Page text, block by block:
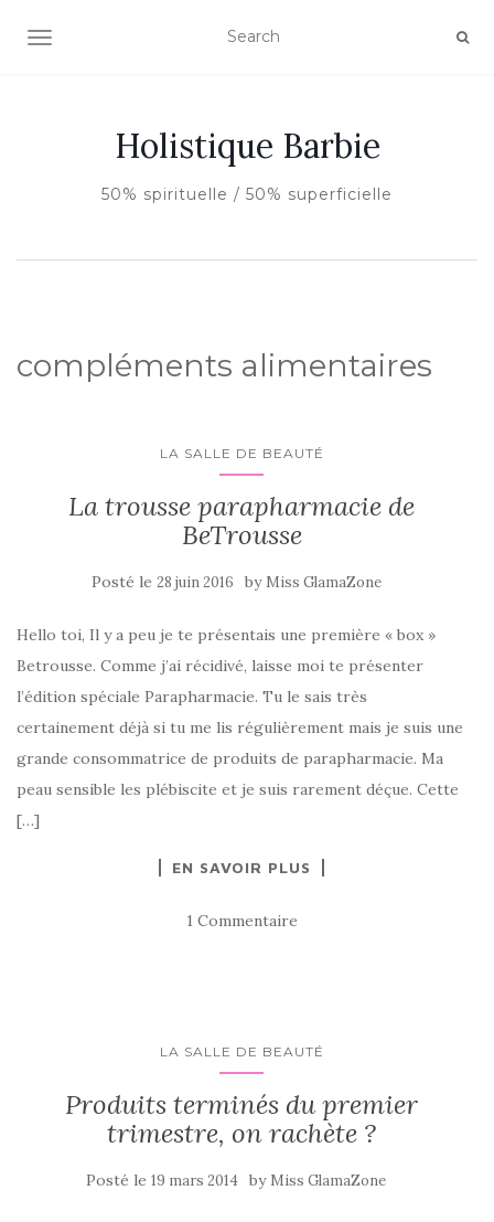
AFFICHER/MASQUER LA NAVIGATION
Holistique Barbie
50% spirituelle / 50% superficielle
compléments alimentaires
LA SALLE DE BEAUTÉ
La trousse parapharmacie de
BeTrousse
Posté le 28 juin 2016 by Miss GlamaZone
Hello toi, Il y a peu je te présentais une première « box »
Betrousse. Comme j’ai récidivé, laisse moi te présenter
l’édition spéciale Parapharmacie. Tu le sais très
certainement déjà si tu me lis régulièrement mais je suis une
grande consommatrice de produits de parapharmacie. Ma
peau sensible les plébiscite et je suis rarement déçue. Cette
[…]
EN SAVOIR PLUS
1 Commentaire
LA SALLE DE BEAUTÉ
Produits terminés du premier
trimestre, on rachète ?
Posté le 19 mars 2014 by Miss GlamaZone